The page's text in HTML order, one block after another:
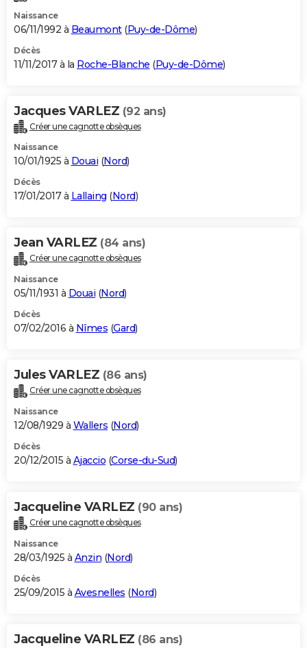
Naissance
06/11/1992 à Beaumont(Puy-de-Dôme)
Décès
11/11/2017 à la Roche-Blanche (Puy-de-Dôme)
Jacques VARLEZ (92 ans)
Créer une cagnotte obsèques
Naissance
10/01/1925 à Douai (Nord)
Décès
17/01/2017 à Lallaing (Nord)
Jean VARLEZ (84 ans)
Créer une cagnotte obsèques
Naissance
05/11/1931 à Douai (Nord)
Décès
07/02/2016 à Nîmes (Gard)
Jules VARLEZ (86 ans)
Créer une cagnotte obsèques
Naissance
12/08/1929 à Wallers (Nord)
Décès
20/12/2015 à Ajaccio (Corse-du-Sud)
Jacqueline VARLEZ (90 ans)
Créer une cagnotte obsèques
Naissance
28/03/1925 à Anzin (Nord)
Décès
25/09/2015 à Avesnelles (Nord)
Jacqueline VARLEZ (86 ans)